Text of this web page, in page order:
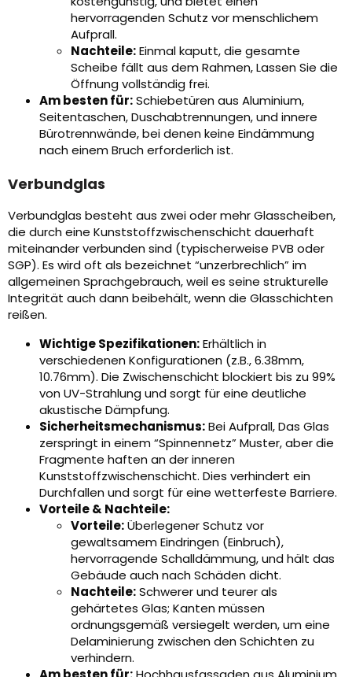
hervorragenden Schutz vor menschlichem
Aufprall.
Nachteile:Einmal kaputt, die gesamte
Scheibe fällt aus dem Rahmen, Lassen Sie die
Öffnung vollständig frei.
Am besten für:Schiebetüren aus Aluminium,
Seitentaschen, Duschabtrennungen, und innere
Bürotrennwände, bei denen keine Eindämmung
nach einem Bruch erforderlich ist.
Verbundglas
Verbundglas besteht aus zwei oder mehr Glasscheiben,
die durch eine Kunststoffzwischenschicht dauerhaft
miteinander verbunden sind (typischerweise PVB oder
SGP). Es wird oft als bezeichnet “unzerbrechlich” im
allgemeinen Sprachgebrauch, weil es seine strukturelle
Integrität auch dann beibehält, wenn die Glasschichten
reißen.
Wichtige Spezifikationen:Erhältlich in
verschiedenen Konfigurationen (z.B., 6.38mm,
10.76mm). Die Zwischenschicht blockiert bis zu 99%
von UV-Strahlung und sorgt für eine deutliche
akustische Dämpfung.
Sicherheitsmechanismus:Bei Aufprall, Das Glas
zerspringt in einem “Spinnennetz” Muster, aber die
Fragmente haften an der inneren
Kunststoffzwischenschicht. Dies verhindert ein
Durchfallen und sorgt für eine wetterfeste Barriere.
Vorteile & Nachteile:
Vorteile:Überlegener Schutz vor
gewaltsamem Eindringen (Einbruch),
hervorragende Schalldämmung, und hält das
Gebäude auch nach Schäden dicht.
Nachteile:Schwerer und teurer als
gehärtetes Glas; Kanten müssen
ordnungsgemäß versiegelt werden, um eine
Delaminierung zwischen den Schichten zu
verhindern.